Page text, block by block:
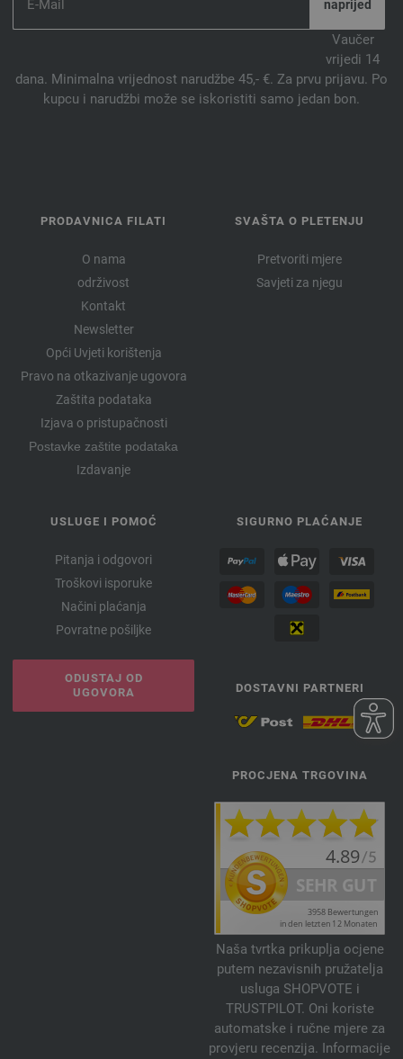
Vaučer
vrijedi 14
dana. Minimalna vrijednost narudžbe 45,- €. Za prvu prijavu. Po
kupcu i narudžbi može se iskoristiti samo jedan bon.
PRODAVNICA FILATI
O nama
održivost
Kontakt
Newsletter
Opći Uvjeti korištenja
Pravo na otkazivanje ugovora
Zaštita podataka
Izjava o pristupačnosti
Postavke zaštite podataka
Izdavanje
SVAŠTA O PLETENJU
Pretvoriti mjere
Savjeti za njegu
USLUGE I POMOĆ
Pitanja i odgovori
Troškovi isporuke
Načini plaćanja
Povratne pošiljke
ODUSTAJ OD
UGOVORA
SIGURNO PLAĆANJE
DOSTAVNI PARTNERI
PROCJENA TRGOVINA
Naša tvrtka prikuplja ocjene
putem nezavisnih pružatelja
usluga SHOPVOTE i
TRUSTPILOT. Oni koriste
automatske i ručne mjere za
provjeru recenzija. Informacije